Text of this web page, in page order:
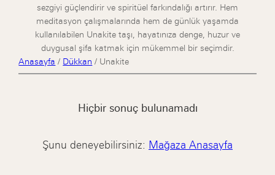
sezgiyi güçlendirir ve spiritüel farkındalığı artırır. Hem
meditasyon çalışmalarında hem de günlük yaşamda
kullanılabilen Unakite taşı, hayatınıza denge, huzur ve
duygusal şifa katmak için mükemmel bir seçimdir.
Anasayfa / Dükkan / Unakite
Hiçbir sonuç bulunamadı
Şunu deneyebilirsiniz: Mağaza Anasayfa